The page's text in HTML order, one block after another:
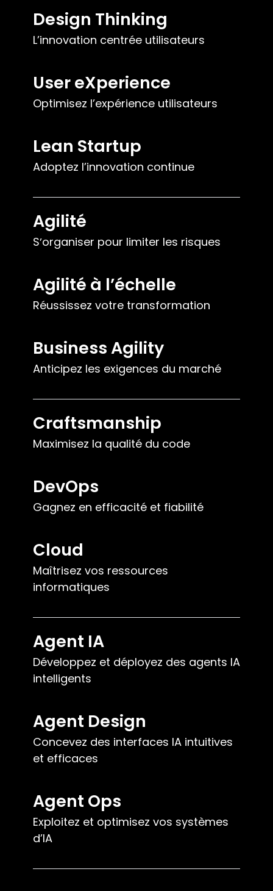
Design Thinking
L’innovation centrée utilisateurs
User eXperience
Optimisez l’expérience utilisateurs
Lean Startup
Adoptez l’innovation continue
Agilité
Sʼorganiser pour limiter les risques
Agilité à lʼéchelle
Réussissez votre transformation
Business Agility
Anticipez les exigences du marché
Craftsmanship
Maximisez la qualité du code
DevOps
Gagnez en efficacité et fiabilité
Cloud
Maîtrisez vos ressources
informatiques
Agent IA
Développez et déployez des agents IA
intelligents
Agent Design
Concevez des interfaces IA intuitives
et efficaces
Agent Ops
Exploitez et optimisez vos systèmes
d’IA